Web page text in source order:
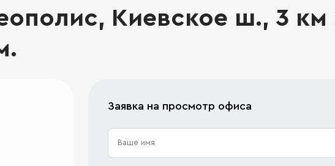
Киевское ш., 3 км
Заявка на просмотр офиса